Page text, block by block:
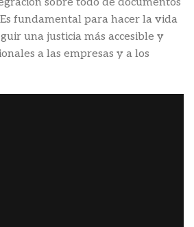
fundamental para hacer la vida
una justicia más accesible y
a las empresas y a los